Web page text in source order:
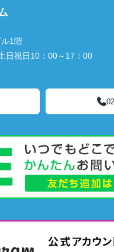
1階
祝日10：00～17：00